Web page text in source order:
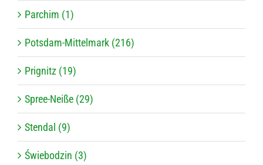
Parchim (1)
Potsdam-Mittelmark (216)
Prignitz (19)
Spree-Neiße (29)
Stendal (9)
Świebodzin (3)